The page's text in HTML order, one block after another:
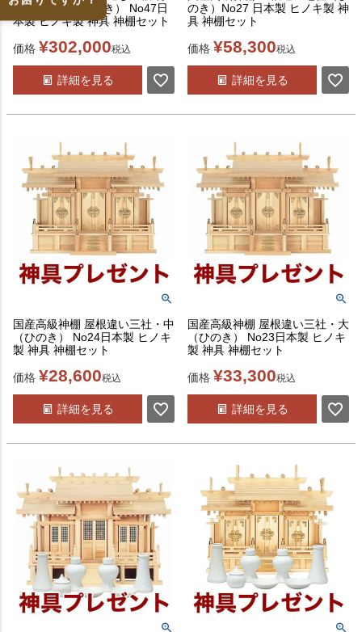
大五社（木曽ひのき） No47日
本製 ヒノキ製 神具 神棚セット
価格 ¥302,000税込
詳細を見る
のき）No27 日本製 ヒノキ製 神
具 神棚セット
価格 ¥58,300税込
詳細を見る
国産高級神棚 屋根違い三社・中
（ひのき） No24日本製 ヒノキ
製 神具 神棚セット
価格 ¥28,600税込
詳細を見る
国産高級神棚 屋根違い三社・大
（ひのき） No23日本製 ヒノキ
製 神具 神棚セット
価格 ¥33,300税込
詳細を見る